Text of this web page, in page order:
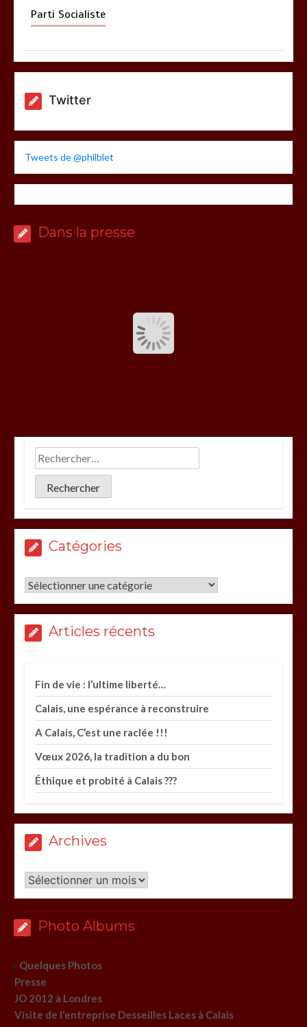
Parti Socialiste
Twitter
Tweets de @philblet
Dans la presse
Catégories
Catégories
Articles récents
Fin de vie : l’ultime liberté…
Calais, une espérance à reconstruire
A Calais, C’est une raclée !!!
Vœux 2026, la tradition a du bon
Éthique et probité à Calais ???
Archives
Archives
Photo Albums
+ Quelques Photos
Presse
JO 2012 à Londres
Visite de l'entreprise Desseilles Laces à Calais